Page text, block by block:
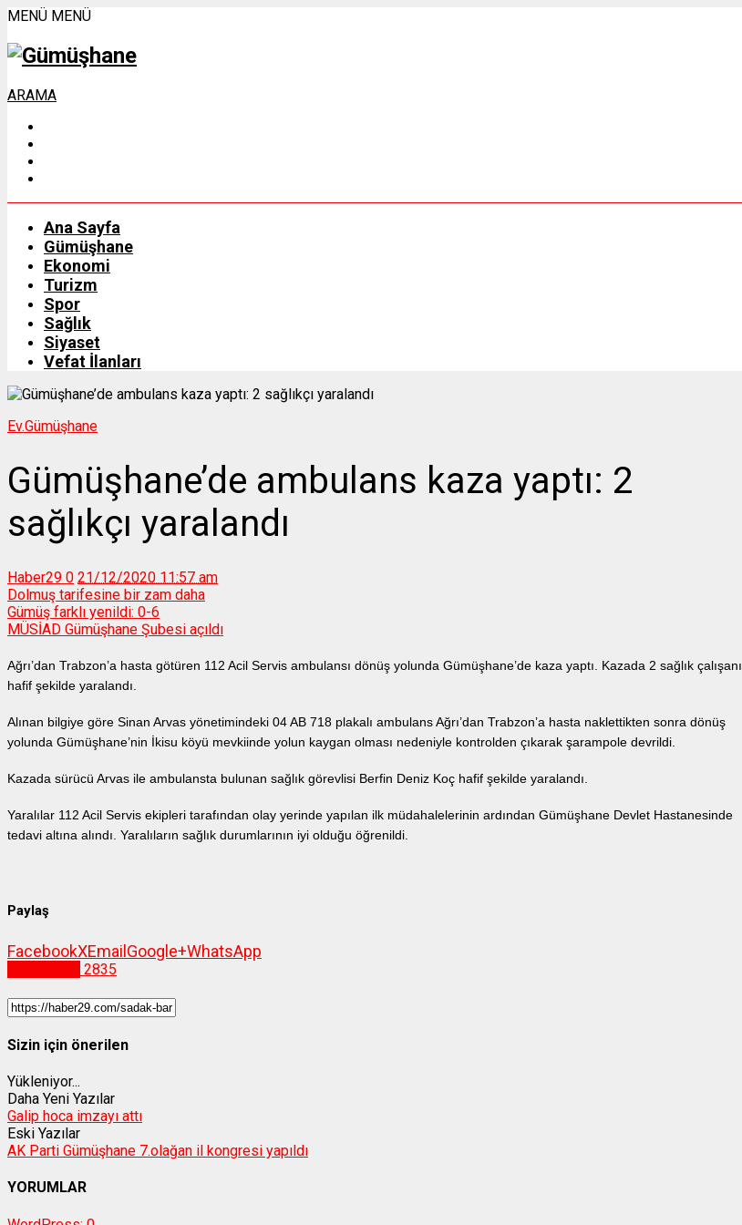
MENÜ MENÜ
ARAMA
Ana Sayfa
Gümüşhane
Ekonomi
Turizm
Spor
Sağlık
Siyaset
Vefat İlanları
Ev.Gümüşhane
Gümüşhane’de ambulans kaza yaptı: 2
sağlıkçı yaralandı
Haber29 0 21/12/2020 11:57 am
Dolmuş tarifesine bir zam daha
Gümüş farklı yenildi: 0-6
MÜSİAD Gümüşhane Şubesi açıldı
Ağrı’dan Trabzon’a hasta götüren 112 Acil Servis ambulansı dönüş yolunda Gümüşhane’de kaza yaptı. Kazada 2 sağlık çalışanı
hafif şekilde yaralandı.
Alınan bilgiye göre Sinan Arvas yönetimindeki 04 AB 718 plakalı ambulans Ağrı’dan Trabzon’a hasta naklettikten sonra dönüş
yolunda Gümüşhane’nin İkisu köyü mevkiinde yolun kaygan olması nedeniyle kontrolden çıkarak şarampole devrildi.
Kazada sürücü Arvas ile ambulansta bulunan sağlık görevlisi Berfin Deniz Koç hafif şekilde yaralandı.
Yaralılar 112 Acil Servis ekipleri tarafından olay yerinde yapılan ilk müdahalelerinin ardından Gümüşhane Devlet Hastanesinde
tedavi altına alındı. Yaralıların sağlık durumlarının iyi olduğu öğrenildi.
Paylaş
FacebookXEmail Google+WhatsApp
2835
Sizin için önerilen
Yükleniyor...
Daha Yeni Yazılar
Galip hoca imzayı attı
Eski Yazılar
AK Parti Gümüşhane 7.olağan il kongresi yapıldı
YORUMLAR